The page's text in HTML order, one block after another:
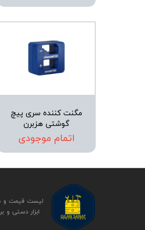
مگنت کننده سری پیچ
گوشتی هزبرن
اتمام موجودی
لیست قیمت و
ابزار دستی و